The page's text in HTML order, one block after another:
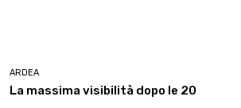
ARDEA
La massima visibilità dopo le 20